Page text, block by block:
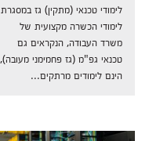
לימודי טכנאי (מתקין) גז במסגרת
לימודי הכשרה מקצועית של
משרד העבודה, הנקראים גם
טכנאי גפ"מ (גז פחמימני מעובה),
הינם לימודים מרתקים...